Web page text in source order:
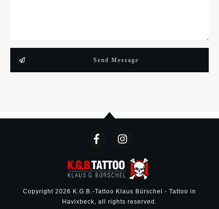
Send Message
Copyright 2026 K.G.B.-Tattoo Klaus Bürschel - Tattoo in
Havixbeck, all rights reserved.